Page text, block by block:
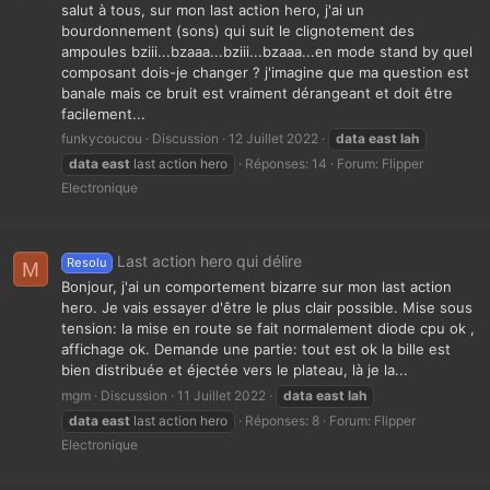
salut à tous, sur mon last action hero, j'ai un
bourdonnement (sons) qui suit le clignotement des
ampoules bziii...bzaaa...bziii...bzaaa...en mode stand by quel
composant dois-je changer ? j'imagine que ma question est
banale mais ce bruit est vraiment dérangeant et doit être
facilement...
funkycoucou Discussion 12 Juillet 2022 data east lah
data east last action hero Réponses: 14 Forum: Flipper
Electronique
M Resolu Last action hero qui délire
Bonjour, j'ai un comportement bizarre sur mon last action
hero. Je vais essayer d'être le plus clair possible. Mise sous
tension: la mise en route se fait normalement diode cpu ok ,
affichage ok. Demande une partie: tout est ok la bille est
bien distribuée et éjectée vers le plateau, là je la...
mgm Discussion 11 Juillet 2022 data east lah
data east last action hero Réponses: 8 Forum: Flipper
Electronique